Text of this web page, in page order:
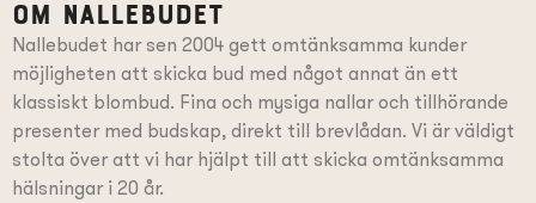
Om Nallebudet
Nallebudet har sen 2004 gett omtänksamma kunder
möjligheten att skicka bud med något annat än ett
klassiskt blombud. Fina och mysiga nallar och tillhörande
presentermed budskap, direkt till brevlådan. Vi är väldigt
stolta över att vi har hjälpt till att skicka omtänksamma
hälsningar i 20 år.